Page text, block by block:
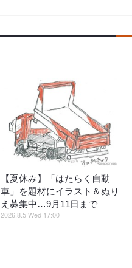
【夏休み】「はたらく自動
車」を題材にイラスト＆ぬり
え募集中…9月11日まで
2026.8.5 Wed 17:00